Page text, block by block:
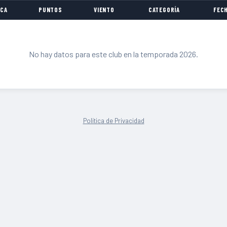
PUNTOS VIENTO CATEGORÍA
No hay datos para este club en la temporada 2026.
Política de Privacidad